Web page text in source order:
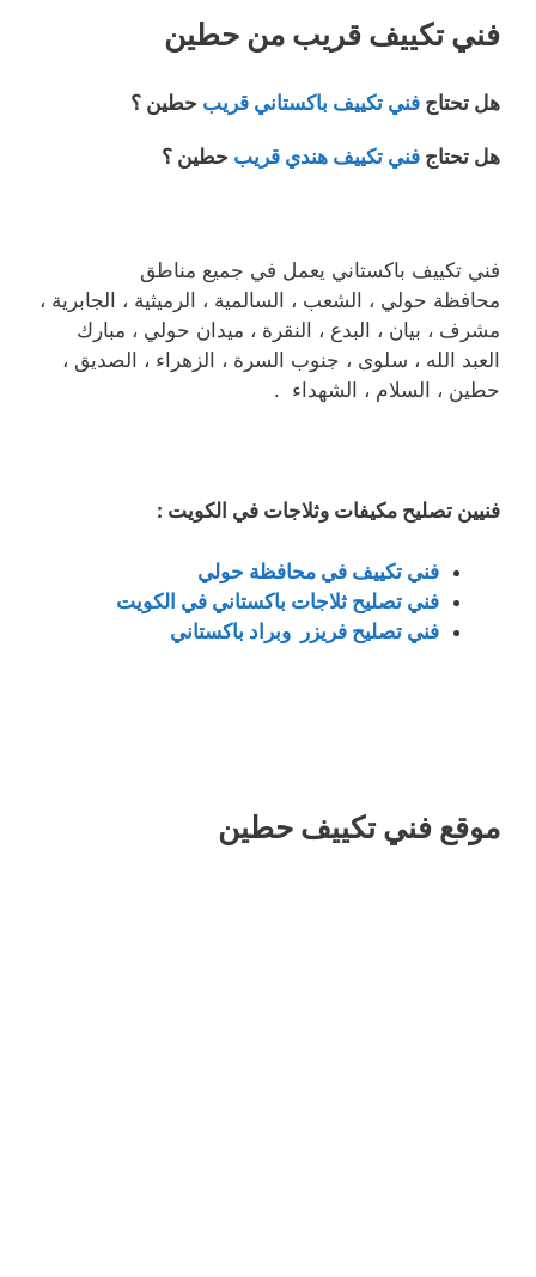
فني تكييف قريب من حطين
هل تحتاج فني تكييف باكستاني قريب حطين ؟
هل تحتاج فني تكييف هندي قريب حطين ؟
فني تكييف باكستاني يعمل في جميع مناطق
محافظة حولي ، الشعب ، السالمية ، الرميثية ، الجابرية ،
مشرف ، بيان ، البدع ، النقرة ، ميدان حولي ، مبارك
العبد الله ، سلوى ، جنوب السرة ، الزهراء ، الصديق ،
حطين ، السلام ، الشهداء .
فنيين تصليح مكيفات وثلاجات في الكويت :
فني تكييف في محافظة حولي
فني تصليح ثلاجات باكستاني في الكويت
فني تصليح فريزر وبراد باكستاني
موقع فني تكييف حطين